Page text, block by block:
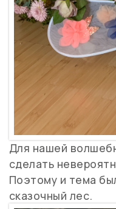
Для нашей
сделать
Поэтому и тема
сказочный лес.